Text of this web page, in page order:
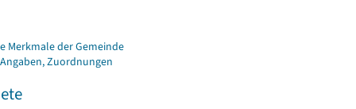
Merkmale der Gemeinde
Zuordnungen